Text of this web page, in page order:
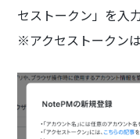
セストークン」を入
※アクセストークンは